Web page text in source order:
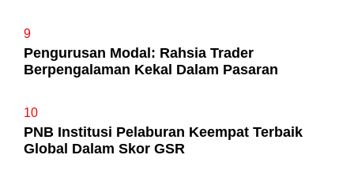
9
Pengurusan Modal: Rahsia Trader
Berpengalaman Kekal Dalam Pasaran
10
PNB Institusi Pelaburan Keempat Terbaik
Global Dalam Skor GSR